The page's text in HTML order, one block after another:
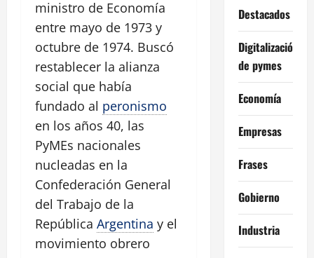
ministro de Economía
entre mayo de 1973 y
octubre de 1974. Buscó
restablecer la alianza
social que había
fundado al peronismo
en los años 40, las
PyMEs nacionales
nucleadas en la
Confederación General
del Trabajo de la
República Argentina y el
movimiento obrero
Destacados
Digitalización
de pymes
Economía
Empresas
Frases
Gobierno
Industria